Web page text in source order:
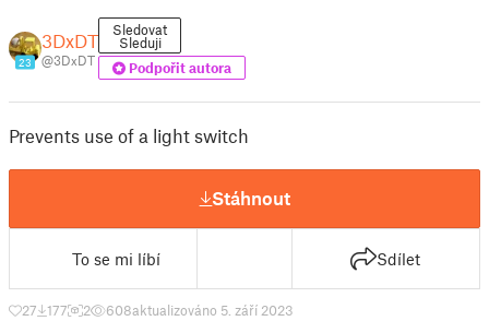
23
3DxDT
@3DxDT
Sledovat
Sleduji
Podpořit autora
Prevents use of a light switch
Stáhnout
To se mi líbí Sdílet
27 177 2 608aktualizováno 5. září 2023